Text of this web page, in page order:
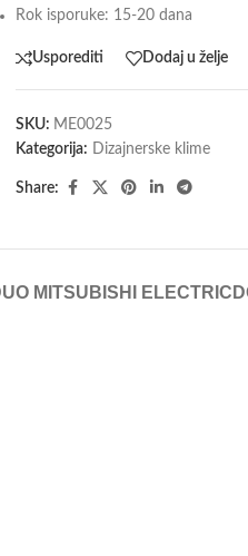
Rok isporuke: 15-20 dana
Usporediti Dodaj u želje
SKU: ME0025
Kategorija:
Dizajnerske klime
Share:
O MITSUBISHI ELECTRIC